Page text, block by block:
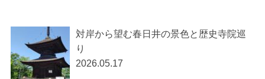
対岸から望む春日井の景色と歴史寺院巡
り
2026.05.17